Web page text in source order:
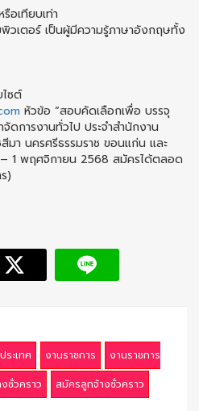
อเทียบเท่า
วเตอร์ เป็นผู้มีความรู้ภาษาอังกฤษทั้ง
ซต์
หัวข้อ “สอบคัดเลือกเพื่อ บรรจุ
ดการงานทั่วไป ประจําสํานักงาน
มา นครศรีธรรมราช ขอนแก่น และ
1 พฤศจิกายน 2568 สมัครได้ตลอด
)
ระเทศ งานราชการ
งานราชการ
ชั่วคราว สมัครลูกจ้างชั่วคราว